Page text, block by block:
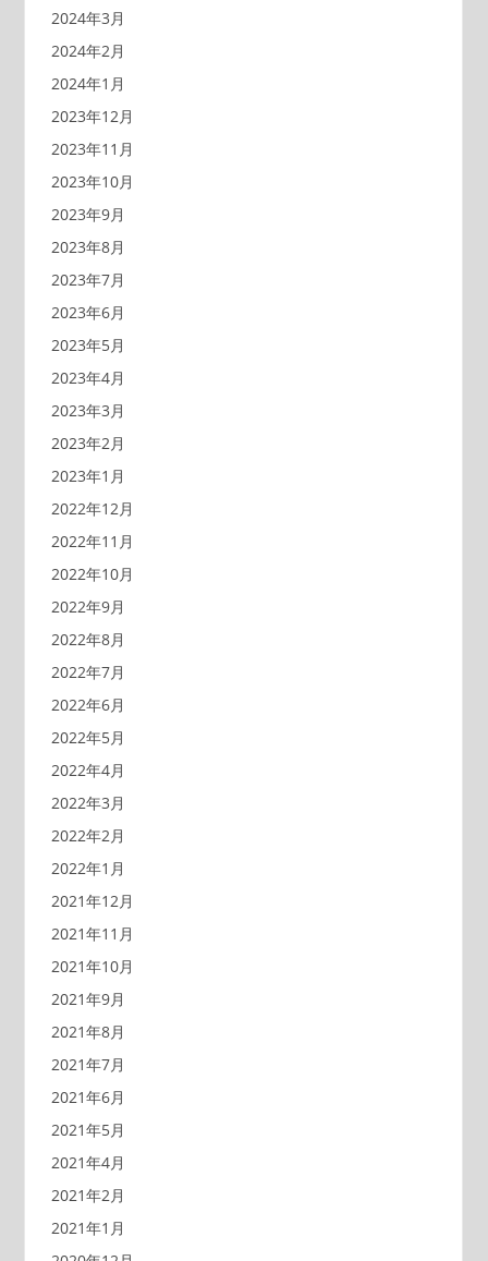
2024年3月
2024年2月
2024年1月
2023年12月
2023年11月
2023年10月
2023年9月
2023年8月
2023年7月
2023年6月
2023年5月
2023年4月
2023年3月
2023年2月
2023年1月
2022年12月
2022年11月
2022年10月
2022年9月
2022年8月
2022年7月
2022年6月
2022年5月
2022年4月
2022年3月
2022年2月
2022年1月
2021年12月
2021年11月
2021年10月
2021年9月
2021年8月
2021年7月
2021年6月
2021年5月
2021年4月
2021年2月
2021年1月